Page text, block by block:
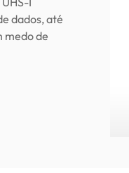
dados, até
medo de